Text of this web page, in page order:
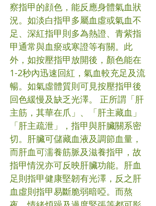
察指甲的顔色，能反應身體氣血狀
況。如淡白指甲多屬血虛或氣血不
足、深紅指甲則多為熱證、青紫指
甲通常與血瘀或寒證等有關。此
外，如按壓指甲放開後，顏色能在
1-2秒內迅速回紅，氣血較充足及流
暢。如氣虛體質則可見按壓指甲後
回色緩慢及缺乏光澤。 正所謂「肝
主筋，其華在爪」、「肝主藏血」
「肝主疏泄」，指甲與肝臟關系密
切。肝臟可儲藏血液及調節血量，
而肝血可濡養筋脈及滋養指甲，故
指甲情況亦可反映肝臟功能。肝血
足則指甲健康堅韌有光澤，反之肝
血虛則指甲易斷脆弱暗啞。而熬